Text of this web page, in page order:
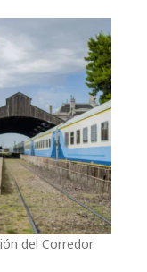
del Corredor